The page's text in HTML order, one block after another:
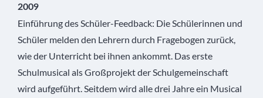
2009
Einführung des Schüler-Feedback: Die Schülerinnen und
Schüler melden den Lehrern durch Fragebogen zurück,
wie der Unterricht bei ihnen ankommt. Das erste
Schulmusical als Großprojekt der Schulgemeinschaft
wird aufgeführt. Seitdem wird alle drei Jahre ein Musical